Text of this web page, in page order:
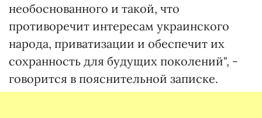
необоснованного и такой, что
противоречит интересам украинского
народа, приватизации и обеспечит их
сохранность для будущих поколений", -
говорится в пояснительной записке.